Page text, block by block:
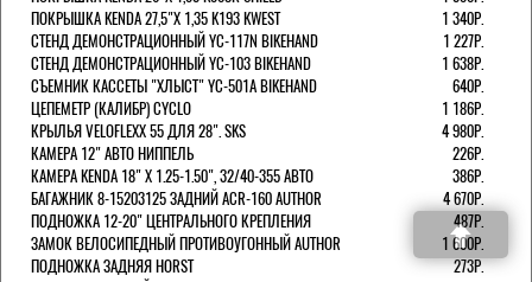
ПОКРЫШКА KENDA 27,5"Х 1,35 K193 KWEST
1 340Р.
СТЕНД ДЕМОНСТРАЦИОННЫЙ YC-117N BIKEHAND
1 227Р.
СТЕНД ДЕМОНСТРАЦИОННЫЙ YC-103 BIKEHAND
1 638Р.
СЪЕМНИК КАССЕТЫ "ХЛЫСТ" YC-501A BIKEHAND
640Р.
ЦЕПЕМЕТР (КАЛИБР) CYCLO
1 186Р.
КРЫЛЬЯ VELOFLEXX 55 ДЛЯ 28". SKS
4 980Р.
КАМЕРА 12" АВТО НИППЕЛЬ
226Р.
КАМЕРА KENDA 18" Х 1.25-1.50", 32/40-355 АВТО
386Р.
БАГАЖНИК 8-15203125 ЗАДНИЙ ACR-160 AUTHOR
4 670Р.
ПОДНОЖКА 12-20" ЦЕНТРАЛЬНОГО КРЕПЛЕНИЯ
487Р.
ЗАМОК ВЕЛОСИПЕДНЫЙ ПРОТИВОУГОННЫЙ AUTHOR
1 600Р.
ПОДНОЖКА ЗАДНЯЯ HORST
273Р.